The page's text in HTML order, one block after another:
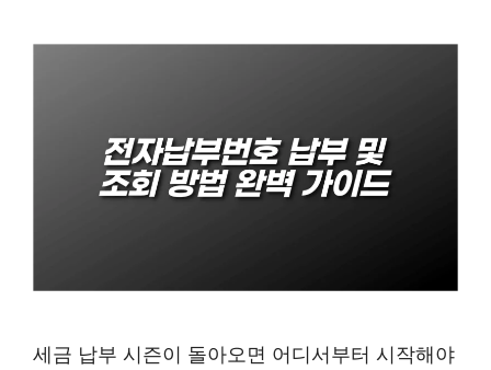
세금 납부 시즌이 돌아오면 어디서부터 시작해야